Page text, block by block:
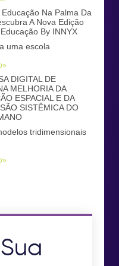
Na Palma Da
A Nova Edição
By INNYX
uma escola
DIGITAL DE
MELHORIA DA
ESPACIAL E DA
SISTÊMICA DO
tridimensionais